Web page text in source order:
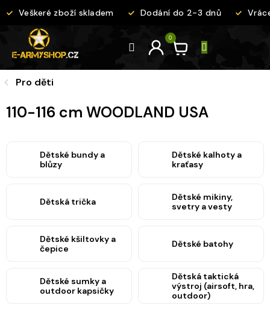
na
Veškeré zboží skladem Dodání do 2-3 dnů
Pro děti
110-116 cm WOODLAND USA
Dětské bundy a
blůzy
Dětské kalhoty a
kraťasy
Dětská trička
Dětské mikiny,
svetry a vesty
Dětské kšiltovky a
čepice
Dětské batohy
Dětské sumky a
outdoor kapsičky
Dětská taktická
výstroj (airsoft, hra,
outdoor)